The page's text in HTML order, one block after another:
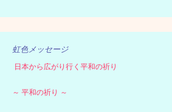
虹色メッセージ
日本から広がり行く平和の祈り
～ 平和の祈り ～